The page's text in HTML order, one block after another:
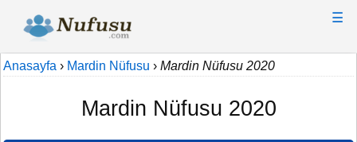
☰
Anasayfa › Mardin Nüfusu › Mardin Nüfusu 2020
Mardin Nüfusu 2020